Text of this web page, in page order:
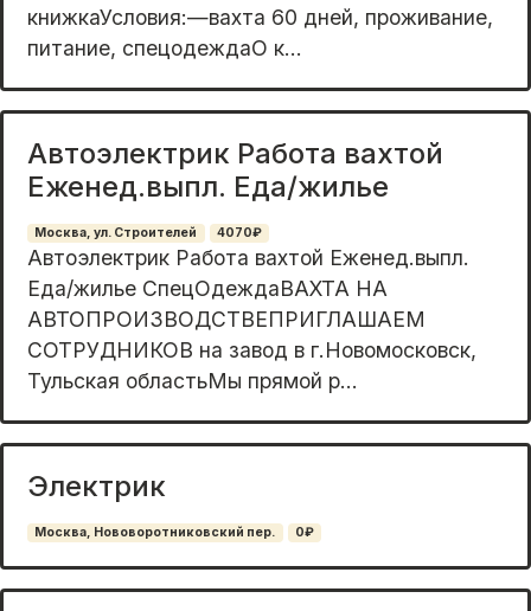
книжкаУсловия:—вахта 60 дней, проживание,
питание, спецодеждаО к...
Автоэлектрик Работа вахтой
Еженед.выпл. Еда/жилье
Москва, ул. Строителей 4070₽
Автоэлектрик Работа вахтой Еженед.выпл.
Еда/жилье СпецОдеждаВАХТА НА
АВТОПРОИЗВОДСТВЕПРИГЛАШАЕМ
СОТРУДНИКОВ на завод в г.Новомосковск,
Тульская областьМы пpямой р...
Электрик
Москва, Нововоротниковский пер. 0₽